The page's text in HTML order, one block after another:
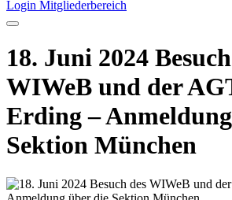
Login Mitgliederbereich
18. Juni 2024
WIWeB und der
Erding –
Sektion München